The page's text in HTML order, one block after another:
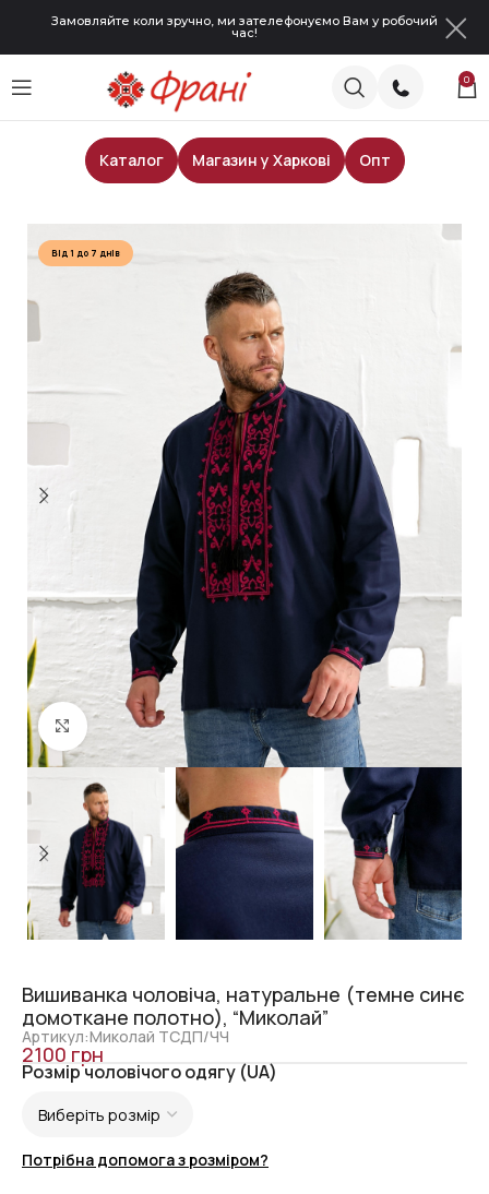
Замовляйте коли зручно, ми зателефонуємо Вам у робочий
час!
0
Каталог Магазин у Харкові
Опт
Чоловічі сорочки
Від 1 до 7 днів
Click to enlarge
Вишиванка чоловіча, натуральне (темне синє
домоткане полотно), “Миколай”
Артикул:Миколай ТСДП/ЧЧ
2100грн
Розмір чоловічого одягу (UA)
Потрібна допомога з розміром?